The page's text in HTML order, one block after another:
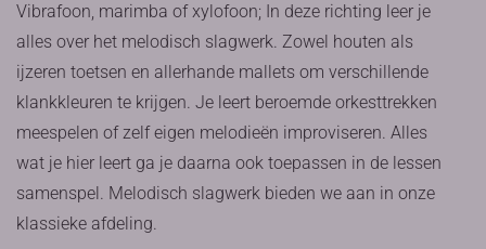
Vibrafoon, marimba of xylofoon; In deze richting leer je
alles over het melodisch slagwerk. Zowel houten als
ijzeren toetsen en allerhande mallets om verschillende
klankkleuren te krijgen. Je leert beroemde orkesttrekken
meespelen of zelf eigen melodieën improviseren. Alles
wat je hier leert ga je daarna ook toepassen in de lessen
samenspel. Melodisch slagwerk bieden we aan in onze
klassieke afdeling.